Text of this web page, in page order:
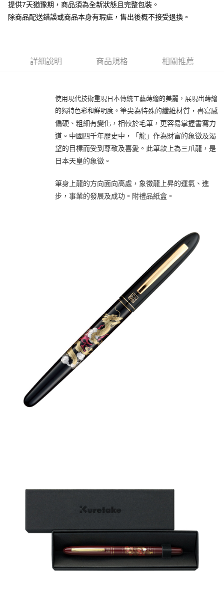
提供7天猶豫期，商品須為全新狀態且完整包裝。
除商品配送錯誤或商品本身有瑕疵，售出後概不接受退換。
詳細說明 商品規格 相關推薦
使用現代技術重現日本傳統工藝蒔繪的美麗，展現岀蒔繪
的獨特色彩和鮮明度。 筆尖為特殊的纖維材質，書寫感
偏硬、粗細有變化，相較於毛筆，更容易掌握書寫力
道。中國四千年歷史中，「龍」作為財富的象徵及渴
望的目標而受到尊敬及喜愛。此筆款上為三爪龍，是
日本天皇的象徵。
筆身上龍的方向面向高處，象徵龍上昇的運氣、進
步，事業的發展及成功。附禮品紙盒。